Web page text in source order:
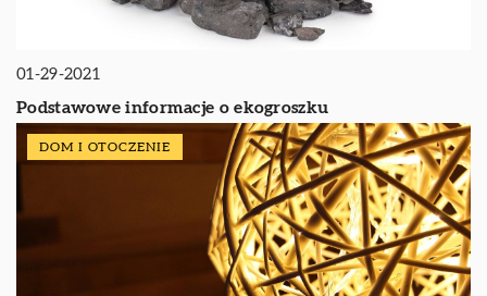
01-29-2021
Podstawowe informacje o ekogroszku
DOM I OTOCZENIE